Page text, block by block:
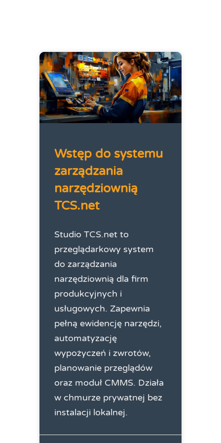
Wstęp do systemu
zarządzania
narzędziownią
TCS.net
Studio TCS.net to
przeglądarkowy system
do zarządzania
narzędziownią dla firm
produkcyjnych i
usługowych. Zapewnia
pełną ewidencję narzędzi,
automatyzację
wypożyczeń i zwrotów,
planowanie przeglądów
oraz moduł CMMS. Działa
w chmurze prywatnej bez
instalacji lokalnej.